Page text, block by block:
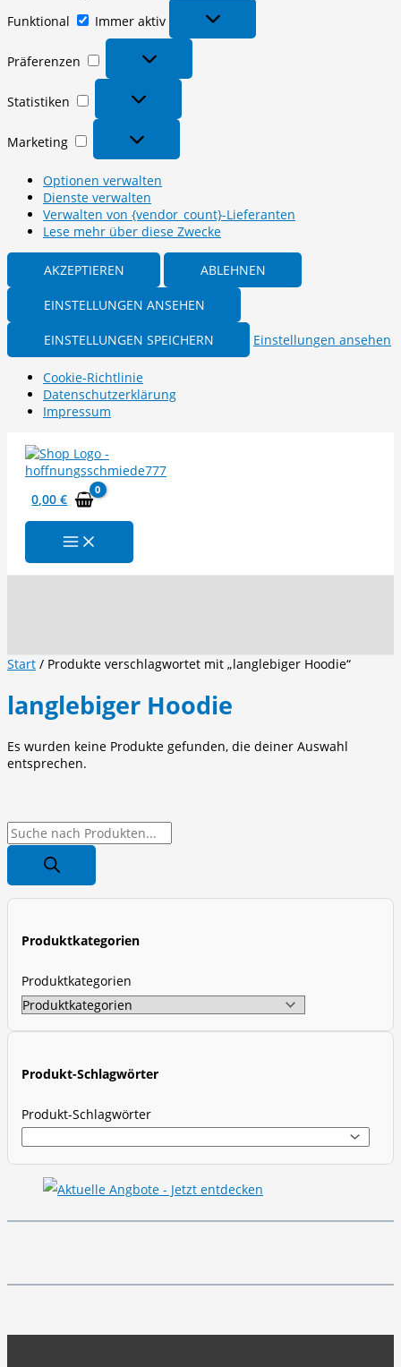
Funktional
Immer aktiv
Präferenzen
Präferenzen
Statistiken
Statistiken
Marketing
Marketing
Optionen verwalten
Dienste verwalten
Verwalten von {vendor_count}-Lieferanten
Lese mehr über diese Zwecke
AKZEPTIEREN ABLEHNEN
EINSTELLUNGEN ANSEHEN
EINSTELLUNGEN SPEICHERN Einstellungen ansehen
Cookie-Richtlinie
Datenschutzerklärung
Impressum
Inhalt
springen
0,00€
P
o
d
s
Produktkategorien
Produktkategorien
Produkt-Schlagwörter
Produkt-Schlagwörter
Start / Produkte verschlagwortet mit „langlebiger Hoodie“
langlebiger Hoodie
Es wurden keine Produkte gefunden, die deiner Auswahl
entsprechen.